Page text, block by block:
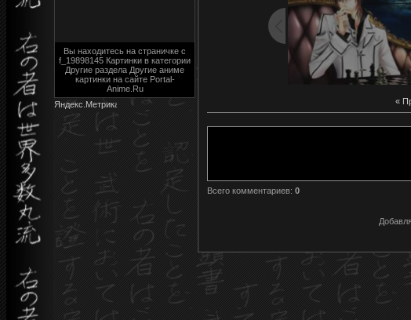
Вы находитесь на страничке с
f_19898145 Картинки в категории
Другие раздела Другие аниме
картинки на сайте Portal-
Anime.Ru
«
Всего комментариев: 0